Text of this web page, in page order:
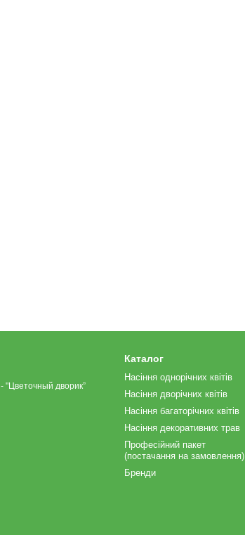
- "Цветочный дворик”
Каталог
Насіння однорічних квітів
Насіння дворічних квітів
Насіння багаторічних квітів
Насіння декоративних трав
Професійний пакет
(постачання на замовлення)
Бренди